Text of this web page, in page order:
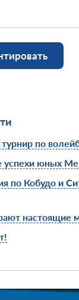
по
успехи юных
по Кобудо и
настоящие